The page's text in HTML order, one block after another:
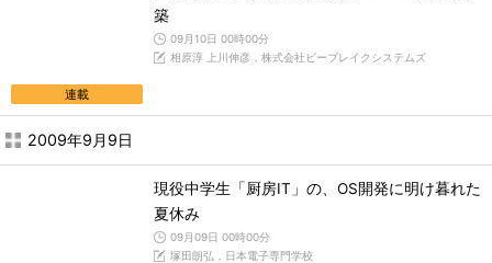
連載
築
09月10日 00時00分
相原淳 上川伸彦，株式会社ビーブレイクシステムズ
2009年9月9日
現役中学生「厨房IT」の、OS開発に明け暮れた
夏休み
09月09日 00時00分
塚田朗弘，日本電子専門学校